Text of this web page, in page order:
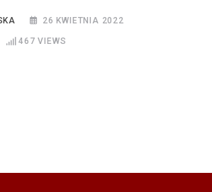
26 KWIETNIA 2022
467 VIEWS